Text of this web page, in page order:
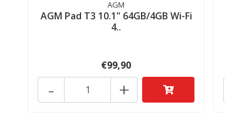
AGM
AGM Pad T3 10.1" 64GB/4GB Wi-Fi
4..
€99,90
+
-